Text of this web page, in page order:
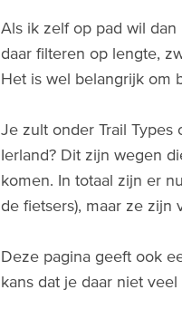
Als ik zelf op pad wil
daar filteren op lengte,
Het is wel belangrijk om
Je zult onder Trail Types
Ierland? Dit zijn wegen
komen. In totaal zijn er nu
de fietsers), maar ze
Deze pagina geeft ook
kans dat je daar niet